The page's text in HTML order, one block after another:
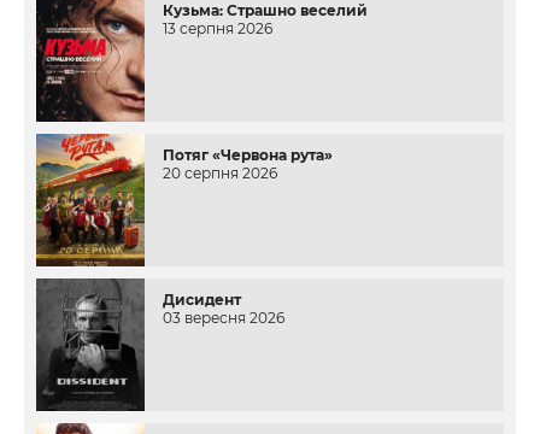
Кузьма: Страшно веселий
13 серпня 2026
Потяг «Червона рута»
20 серпня 2026
Дисидент
03 вересня 2026